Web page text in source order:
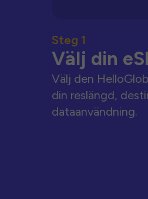
Steg 1
Välj din
Välj den
din reslängd,
dataanvändning.